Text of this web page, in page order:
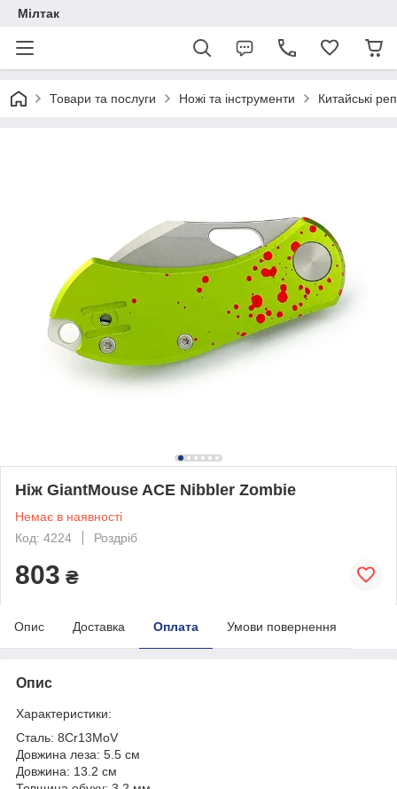
Мілтак
Товари та послуги Ножі та інструменти Китайські
Ніж GiantMouse ACE Nibbler Zombie
Немає в наявності
Код: 4224
Роздріб
803 ₴
Опис Доставка Оплата Умови повернення
Опис
Характеристики:
Сталь: 8Cr13MoV
Довжина леза: 5.5 см
Довжина: 13.2 см